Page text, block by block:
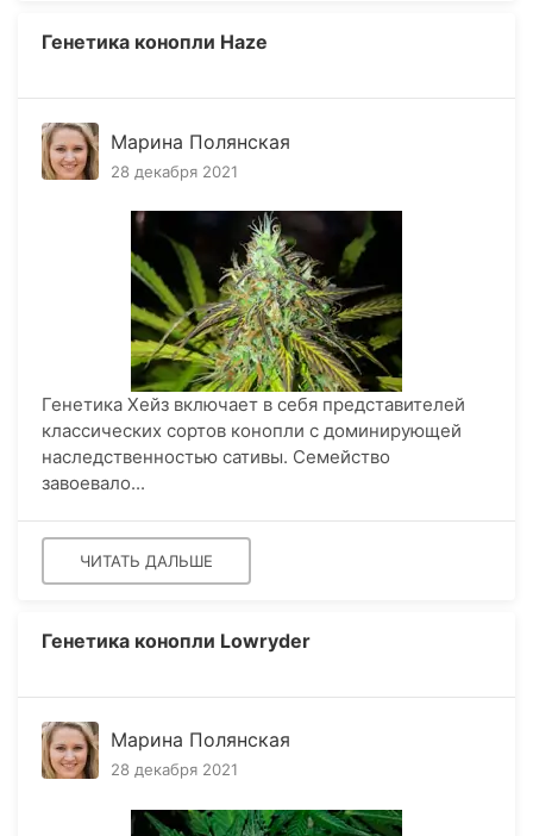
Генетика конопли Haze
Марина Полянская
28 декабря 2021
Генетика Хейз включает в себя представителей
классических сортов конопли с доминирующей
наследственностью сативы. Семейство
завоевало...
ЧИТАТЬ ДАЛЬШЕ
Генетика конопли Lowryder
Марина Полянская
28 декабря 2021